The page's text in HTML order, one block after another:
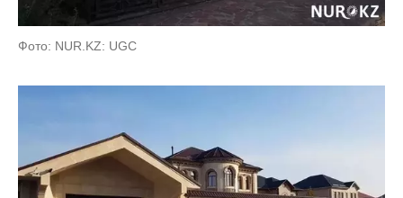
Фото: NUR.KZ: UGC